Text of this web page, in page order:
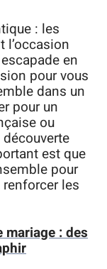
: les
l’occasion
en
pour vous
dans un
pour un
ou
est que
pour
les
mariage : des